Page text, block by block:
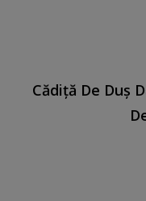
Cădiță De Duș